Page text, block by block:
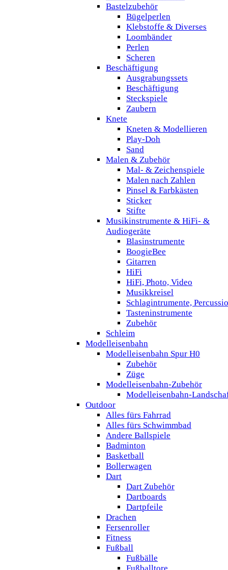
Bastelzubehör
Bügelperlen
Klebstoffe & Diverses
Loombänder
Perlen
Scheren
Beschäftigung
Ausgrabungssets
Beschäftigung
Steckspiele
Zaubern
Knete
Kneten & Modellieren
Play-Doh
Sand
Malen & Zubehör
Mal- & Zeichenspiele
Malen nach Zahlen
Pinsel & Farbkästen
Sticker
Stifte
Musikinstrumente & HiFi- &
Audiogeräte
Blasinstrumente
BoogieBee
Gitarren
HiFi
HiFi, Photo, Video
Musikkreisel
Schlagintrumente,
Tasteninstrumente
Zubehör
Schleim
Modelleisenbahn
Modelleisenbahn Spur H0
Zubehör
Züge
Modelleisenbahn-Zubehör
Modelleisenbahn-
Outdoor
Alles fürs Fahrrad
Alles fürs Schwimmbad
Andere Ballspiele
Badminton
Basketball
Bollerwagen
Dart
Dart Zubehör
Dartboards
Dartpfeile
Drachen
Fersenroller
Fitness
Fußball
Fußbälle